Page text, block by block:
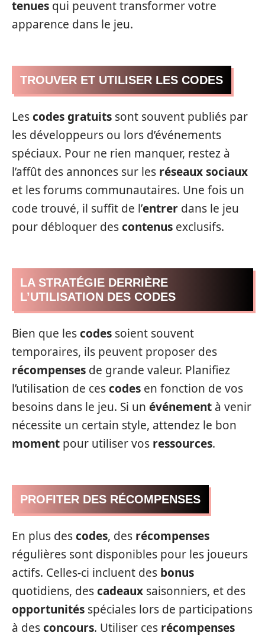
tenues qui peuvent transformer votre
apparence dans le jeu.
TROUVER ET UTILISER LES CODES
Lescodes gratuits sont souvent publiés par
les développeurs ou lors d’événements
spéciaux. Pour ne rien manquer, restez à
l’affût des annonces sur les réseaux sociaux
et les forums communautaires. Une fois un
code trouvé, il suffit de l’entrer dans le jeu
pour débloquer descontenus exclusifs.
LA STRATÉGIE DERRIÈRE
L’UTILISATION DES CODES
Bien que lescodes soient souvent
temporaires, ils peuvent proposer des
récompenses de grande valeur. Planifiez
l’utilisation de cescodes en fonction de vos
besoins dans le jeu. Si un événement à venir
nécessite un certain style, attendez le bon
moment pour utiliser vos ressources.
PROFITER DES RÉCOMPENSES
En plus descodes, des récompenses
régulières sont disponibles pour les joueurs
actifs. Celles-ci incluent des bonus
quotidiens, descadeaux saisonniers, et des
opportunités spéciales lors de participations
à desconcours. Utiliser ces récompenses